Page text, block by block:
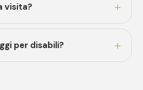
visita?
per disabili?